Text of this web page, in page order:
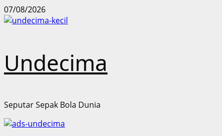
Skip
to
07/08/2026
Undecima
Seputar Sepak Bola Dunia